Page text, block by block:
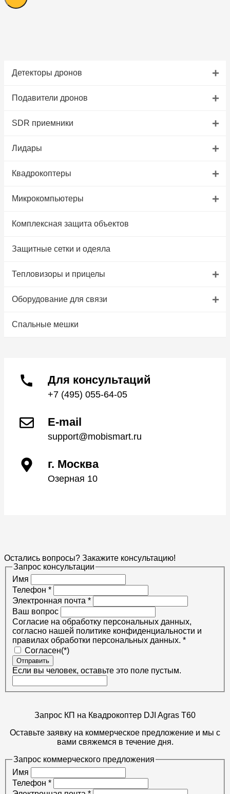
Детекторы дронов +
Подавители дронов +
SDR приемники +
Лидары +
Квадрокоптеры +
Микрокомпьютеры +
Комплексная защита объектов
Защитные сетки и одеяла
Тепловизоры и прицелы +
Оборудование для связи +
Спальные мешки
Для консультаций
+7 (495) 055-64-05
E-mail
support@mobismart.ru
г. Москва
Озерная 10
Остались вопросы? Закажите консультацию!
Запрос консультации
Имя
Телефон *
Электронная почта *
Ваш вопрос
Согласие на обработку персональных данных,
согласно нашей политике конфиденциальности и
правилах обработки персональных данных. *
Согласен(*)
Отправить
Если вы человек, оставьте это поле пустым.
Запрос КП на Квадрокоптер DJI Agras T60
Оставьте заявку на коммерческое предложение и мы с
вами свяжемся в течение дня.
Запрос коммерческого предложения
Имя
Телефон *